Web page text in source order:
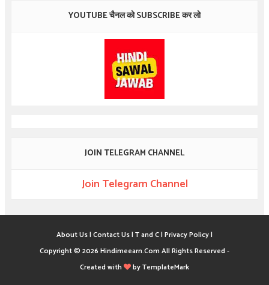
YOUTUBE चैनल को SUBSCRIBE कर लो
JOIN TELEGRAM CHANNEL
Join Telegram Channel
About Us | Contact Us | T and C | Privacy Policy |
Copyright © 2026 Hindimeearn.Com All Rights Reserved -
Created with
byTemplateMark